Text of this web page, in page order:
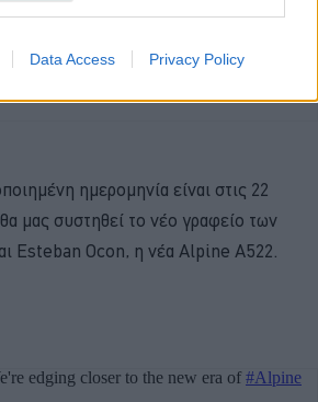
Data Access Privacy Policy
ημερομηνία είναι στις 22
μας συστηθεί το νέο γραφείο των
Esteban Ocon, η νέα Alpine A522.